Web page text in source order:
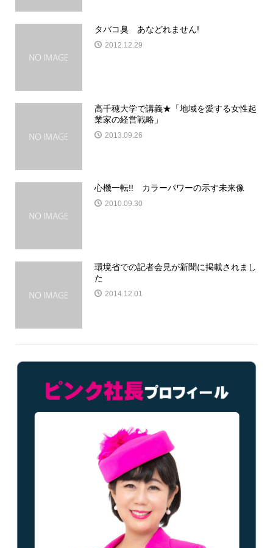
タバコ臭 あなどれません!
2012.12.29
高千穂大学で講義★「地域を愛する女性起
業家の経営戦略」
2013.09.26
心機一転!! カラーパワーの示す未来像
2010.09.30
環境省での記者会見が新聞に掲載されまし
た
2014.12.01